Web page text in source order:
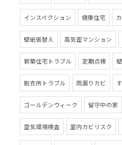
インスペクション 健康住宅
壁紙張替え 高気密マンション
新築住宅トラブル 定期点検
脱衣所トラブル 雨漏りカビ
ゴールデンウィーク 留守中の家
空気環境検査 室内カビリスク